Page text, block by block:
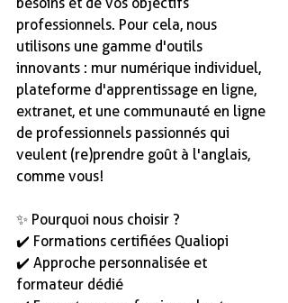
professionnels. Pour cela, nous
utilisons une gamme d'outils
innovants : mur numérique individuel,
plateforme d'apprentissage en ligne,
extranet, et une communauté en ligne
de professionnels passionnés qui
veulent (re)prendre goût à l'anglais,
comme vous!
✨ Pourquoi nous choisir ?
✔️ Formations certifiées Qualiopi
✔️ Approche personnalisée et
formateur dédié